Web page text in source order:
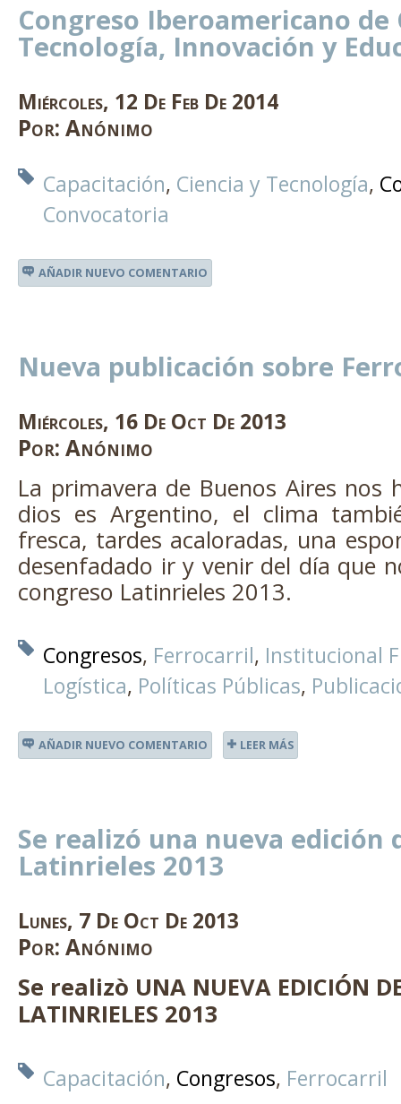
Congreso Iberoamericano de
Tecnología, Innovación y
Miércoles, 12 De Feb De 2014
Por: Anónimo
Capacitación Ciencia y Tecnología
Convocatoria
AÑADIR NUEVO COMENTARIO
Nueva publicación sobre
Miércoles, 16 De Oct De 2013
Por: Anónimo
La primavera de Buenos Aires nos
dios es Argentino, el clima
fresca, tardes acaloradas, una
desenfadado ir y venir del día que
congreso Latinrieles 2013.
Congresos Ferrocarril Institucional
Logística Políticas Públicas
AÑADIR NUEVO COMENTARIO LEER MÁS
Se realizó una nueva edición
Latinrieles 2013
Lunes, 7 De Oct De 2013
Por: Anónimo
Se realizò UNA NUEVA EDICIÓN
LATINRIELES 2013
Capacitación Congresos Ferrocarril